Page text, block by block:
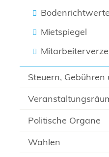
Bodenrichtwerte
Mietspiegel
Steuern,
Politische Organe
Wahlen